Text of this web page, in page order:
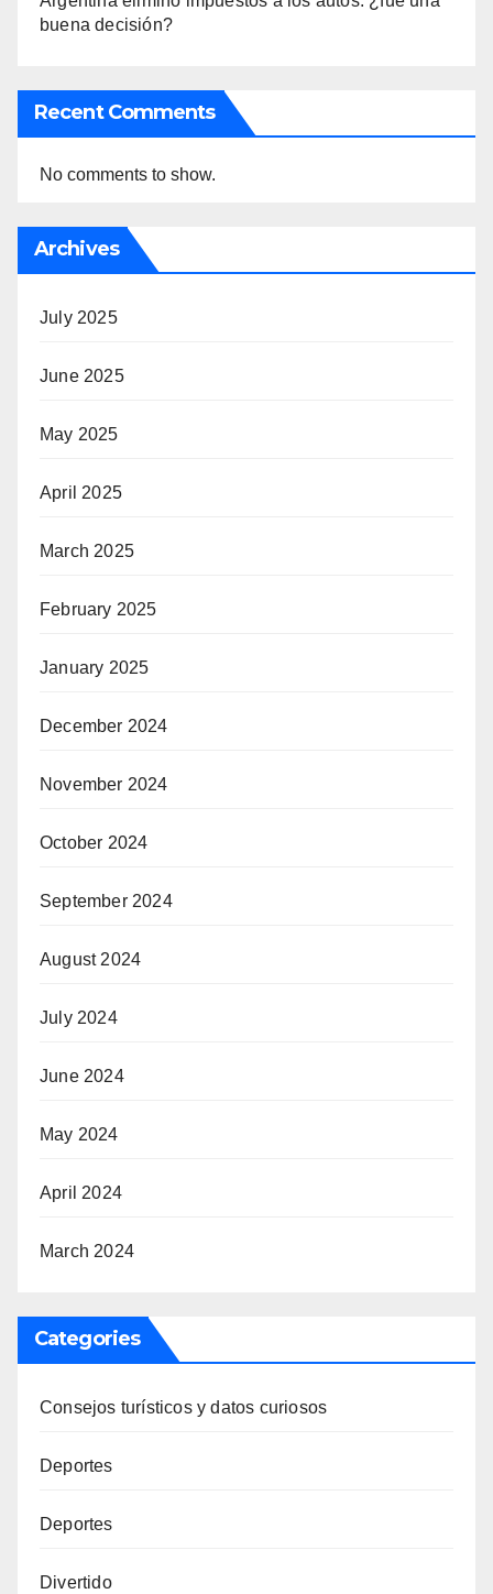
buena decisión?
Recent Comments
No comments to show.
Archives
July 2025
June 2025
May 2025
April 2025
March 2025
February 2025
January 2025
December 2024
November 2024
October 2024
September 2024
August 2024
July 2024
June 2024
May 2024
April 2024
March 2024
Categories
Consejos turísticos y datos curiosos
Deportes
Deportes
Divertido